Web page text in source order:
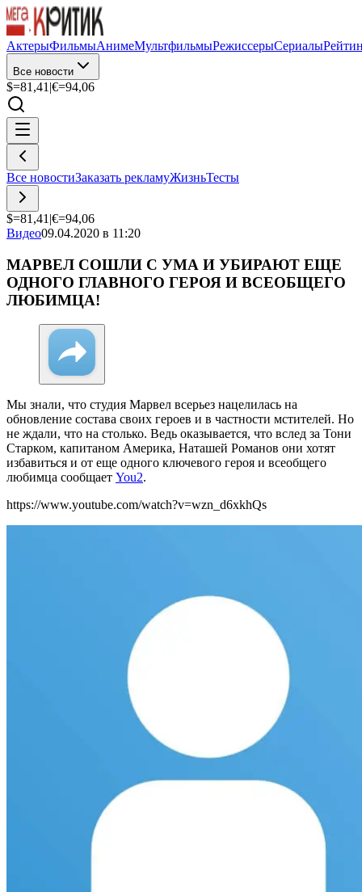
АктерыФильмыАнимеМультфильмыРежиссерыСериалы
Все новости
$=81,41 |€=94,06
Все новостиЗаказать рекламуЖизньТесты
$=81,41 |€=94,06
Видео09.04.2020 в 11:20
МАРВЕЛ СОШЛИ С УМА И УБИРАЮТ ЕЩЕ
ОДНОГО ГЛАВНОГО ГЕРОЯ И ВСЕОБЩЕГО
ЛЮБИМЦА!
Мы знали, что студия Марвел всерьез нацелилась на
обновление состава своих героев и в частности мстителей. Но
не ждали, что на столько. Ведь оказывается, что вслед за Тони
Старком, капитаном Америка, Наташей Романов они хотят
избавиться и от еще одного ключевого героя и всеобщего
любимца сообщает You2.
https://www.youtube.com/watch?v=wzn_d6xkhQs